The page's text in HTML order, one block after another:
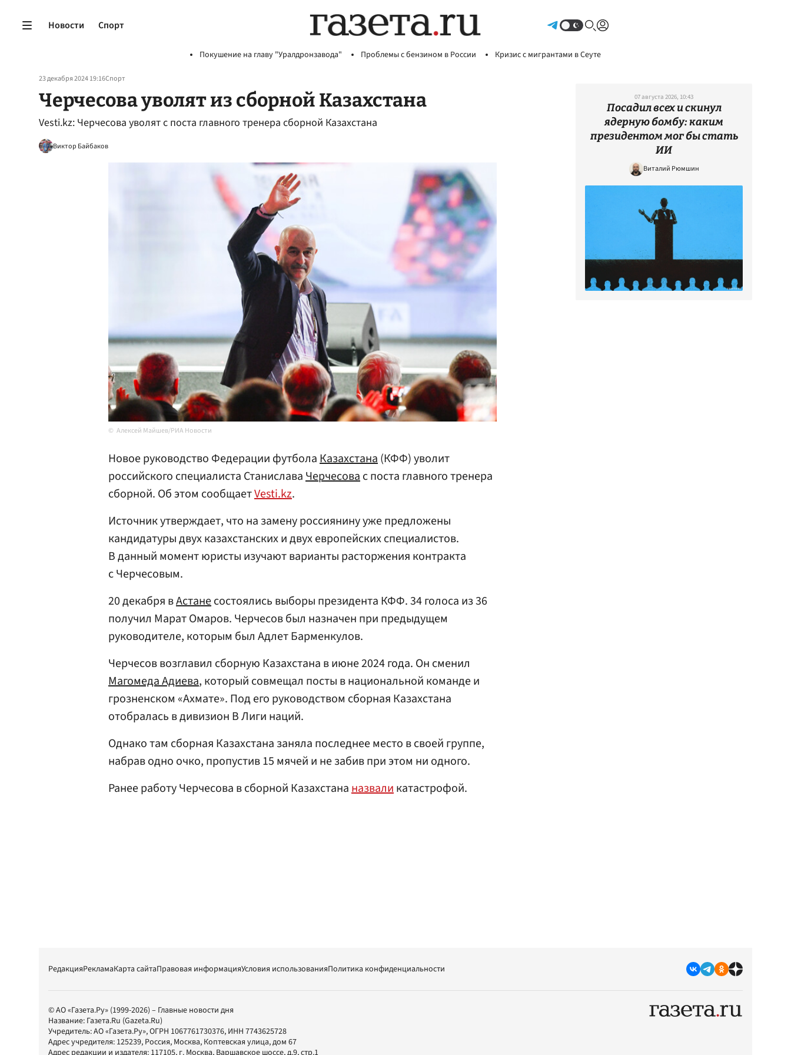
Новости Спорт
Покушение на главу "Уралдронзавода" Проблемы с бензином в России Кризис с мигрантами в Сеуте
23 декабря 2024 19:16Спорт
Черчесова уволят из сборной Казахстана
Vesti.kz: Черчесова уволят с поста главного тренера сборной Казахстана
Виктор Байбаков
Алексей Майшев/РИА Новости
Новое руководство Федерации футболаКазахстана(КФФ) уволит
российского специалиста СтаниславаЧерчесовас поста главного тренера
сборной. Об этом сообщаетVesti.kz.
Источник утверждает, что на замену россиянину уже предложены
кандидатуры двух казахстанских и двух европейских специалистов.
В данный момент юристы изучают варианты расторжения контракта
с Черчесовым.
20 декабря вАстанесостоялись выборы президента КФФ. 34 голоса из 36
получил Марат Омаров. Черчесов был назначен при предыдущем
руководителе, которым был Адлет Барменкулов.
Черчесов возглавил сборную Казахстана в июне 2024 года. Он сменил
Магомеда Адиева, который совмещал посты в национальной команде и
грозненском «Ахмате». Под его руководством сборная Казахстана
отобралась в дивизион В Лиги наций.
Однако там сборная Казахстана заняла последнее место в своей группе,
набрав одно очко, пропустив 15 мячей и не забив при этом ни одного.
Ранее работу Черчесова в сборной Казахстананазваликатастрофой.
07 августа 2026, 10:43
Посадил всех и скинул
ядерную бомбу: каким
президентом мог бы стать
ИИ
Виталий Рюмшин
РедакцияРекламаКарта сайтаПравовая информацияУсловия использованияПолитика конфиденциальности
© АО «Газета.Ру» (1999-2026) – Главные новости дня
Название: Газета.Ru (Gazeta.Ru)
Учредитель:АО «Газета.Ру», ОГРН 1067761730376, ИНН 7743625728
Адрес учредителя: 125239, Россия, Москва, Коптевская улица, дом 67
Адрес редакции и издателя: 117105, г. Москва, Варшавское шоссе, д.9, стр.1